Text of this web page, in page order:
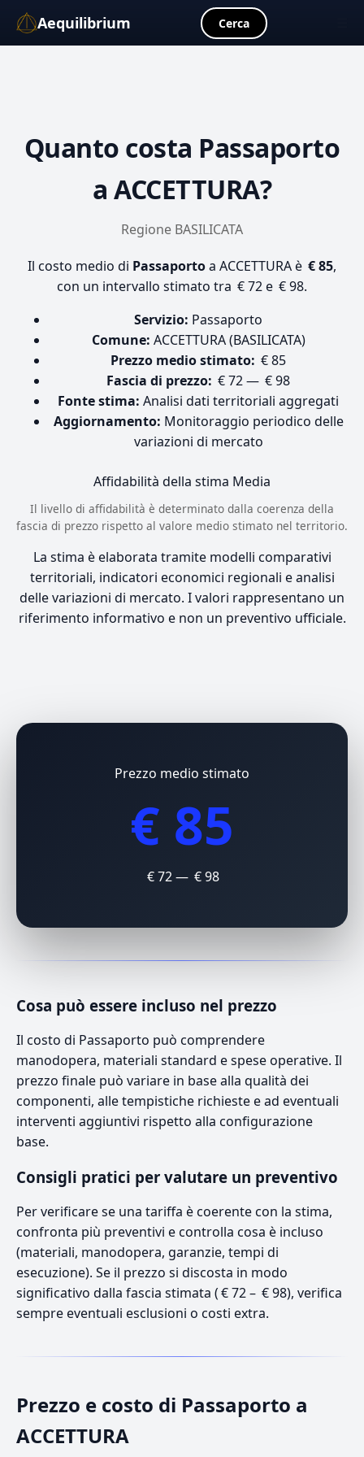
Aequilibrium Cerca
Quanto costa Passaporto
a ACCETTURA?
Regione BASILICATA
Il costo medio di Passaportoa ACCETTURA è € 85,
con un intervallo stimato tra € 72 e € 98.
Servizio: Passaporto
Comune: ACCETTURA (BASILICATA)
Prezzo medio stimato: € 85
Fascia di prezzo: € 72 — € 98
Fonte stima: Analisi dati territoriali aggregati
Aggiornamento: Monitoraggio periodico delle
variazioni di mercato
Affidabilità della stima Media
Il livello di affidabilità è determinato dalla coerenza della
fascia di prezzo rispetto al valore medio stimato nel territorio.
La stima è elaborata tramite modelli comparativi
territoriali, indicatori economici regionali e analisi
delle variazioni di mercato. I valori rappresentano un
riferimento informativo e non un preventivo ufficiale.
Prezzo medio stimato
€ 85
€ 72 — € 98
Cosa può essere incluso nel prezzo
Il costo di Passaporto può comprendere
manodopera, materiali standard e spese operative. Il
prezzo finale può variare in base alla qualità dei
componenti, alle tempistiche richieste e ad eventuali
interventi aggiuntivi rispetto alla configurazione
base.
Consigli pratici per valutare un preventivo
Per verificare se una tariffa è coerente con la stima,
confronta più preventivi e controlla cosa è incluso
(materiali, manodopera, garanzie, tempi di
esecuzione). Se il prezzo si discosta in modo
significativo dalla fascia stimata ( € 72 – € 98), verifica
sempre eventuali esclusioni o costi extra.
Prezzo e costo di Passaporto a
ACCETTURA